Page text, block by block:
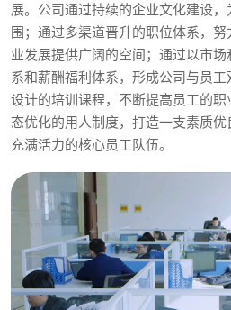
展。公司通过持续的企业文化建设
围；通过多渠道晋升的职位体系，
业发展提供广阔的空间；通过以市
系和薪酬福利体系，形成公司与员
设计的培训课程，不断提高员工的
态优化的用人制度，打造一支素质优
充满活力的核心员工队伍。